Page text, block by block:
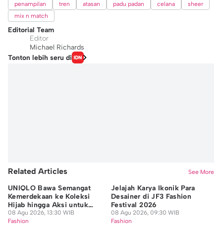
penampilan
tren atasan padu padan celana
sheer
mix n match
Editorial Team
Editor
Michael Richards
Tonton lebih seru di
Related Articles See More
UNIQLO Bawa Semangat
Kemerdekaan ke Koleksi
Hijab hingga Aksi untuk
Guru Honorer
08 Agu 2026, 13:30 WIB
Fashion
Jelajah Karya Ikonik Para
Desainer di JF3 Fashion
Festival 2026
08 Agu 2026, 09:30 WIB
Fashion